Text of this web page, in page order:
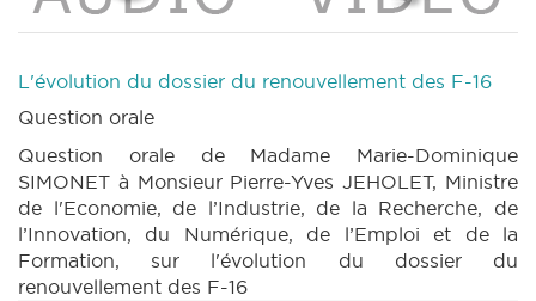
L'évolution du dossier du renouvellement des F-16
Question orale
Question orale de Madame Marie-Dominique
SIMONET à Monsieur Pierre-Yves JEHOLET, Ministre
de l'Economie, de l’Industrie, de la Recherche, de
l’Innovation, du Numérique, de l’Emploi et de la
Formation, sur l'évolution du dossier du
renouvellement des F-16